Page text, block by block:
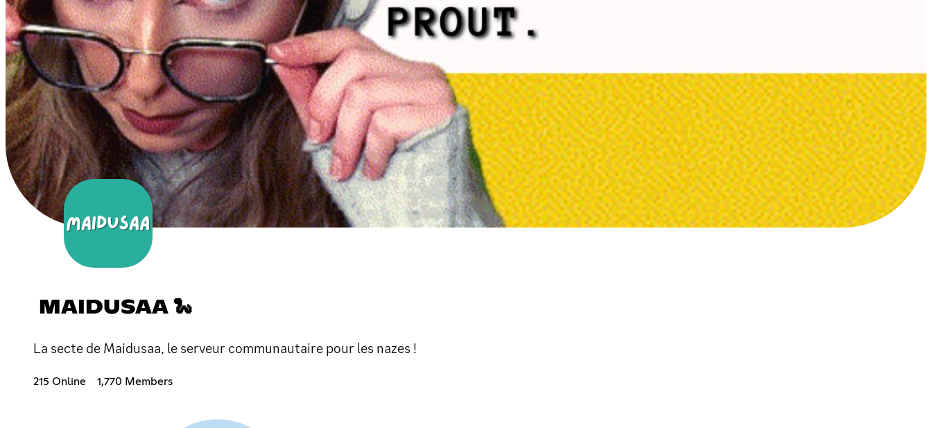
MAIDUSAA 🐍
La secte de Maidusaa, le serveur communautaire pour les nazes !
215 Online 1,770 Members